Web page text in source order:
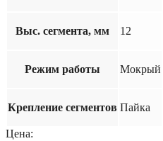
Выс. сегмента, мм 12
Режим работы Мокрый
Крепление сегментов Пайка
Цена: